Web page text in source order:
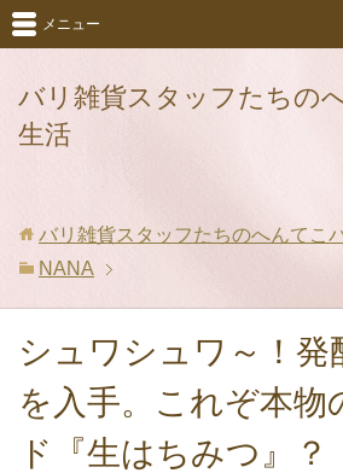
バリ雑貨スタッフたちの
生活
メニュー
バリ雑貨スタッフたちのへんてこ
NANA
シュワシュワ～！発
を入手。これぞ本物
ド『生はちみつ』？